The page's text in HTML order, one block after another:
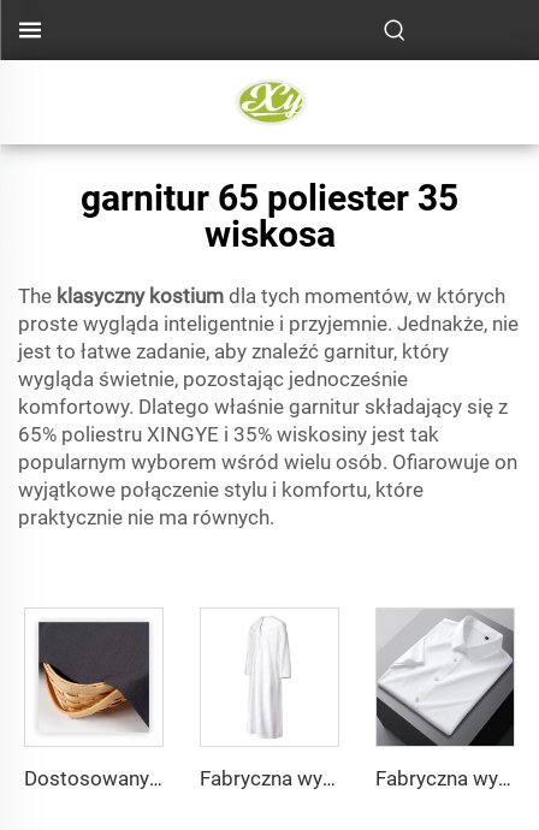
garnitur 65 poliester 35
wiskosa
The klasyczny kostium dla tych momentów, w których
proste wygląda inteligentnie i przyjemnie. Jednakże, nie
jest to łatwe zadanie, aby znaleźć garnitur, który
wygląda świetnie, pozostając jednocześnie
komfortowy. Dlatego właśnie garnitur składający się z
65% poliestru XINGYE i 35% wiskosiny jest tak
popularnym wyborem wśród wielu osób. Ofiarowuje on
wyjątkowe połączenie stylu i komfortu, które
praktycznie nie ma równych.
Dostosowany materiał TR o lekkiej wadze, wygodny w użyciu dla mieszkańców Środkowego Wschodu w różnych kolorach, jednolity materiał twill na koszule i szaty Fabryczna wysoka jakość materiału TR twill dla męskich szat ze Środkowego Wschodu, lekka waga Fabryczna wysoka jakość materiału TR twill jednolitego dla męskich szat ze Środkowego Wschodu, lekka waga